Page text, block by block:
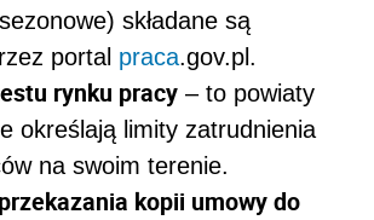
składane są
portal praca.gov.pl.
rynku pracy – to powiaty
określają limity zatrudnienia
na swoim terenie.
kopii umowy do